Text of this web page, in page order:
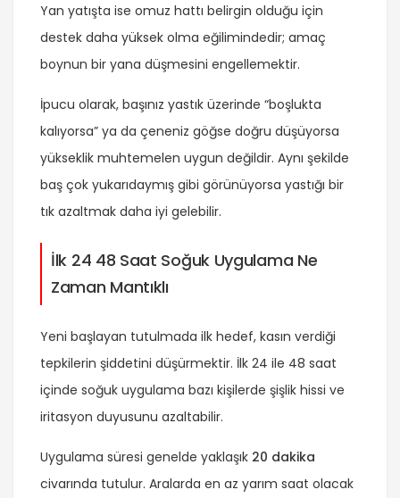
Yan yatışta ise omuz hattı belirgin olduğu için
destek daha yüksek olma eğilimindedir; amaç
boynun bir yana düşmesini engellemektir.
İpucu olarak, başınız yastık üzerinde “boşlukta
kalıyorsa” ya da çeneniz göğse doğru düşüyorsa
yükseklik muhtemelen uygun değildir. Aynı şekilde
baş çok yukarıdaymış gibi görünüyorsa yastığı bir
tık azaltmak daha iyi gelebilir.
İlk 24 48 Saat Soğuk Uygulama Ne
Zaman Mantıklı
Yeni başlayan tutulmada ilk hedef, kasın verdiği
tepkilerin şiddetini düşürmektir. İlk 24 ile 48 saat
içinde soğuk uygulama bazı kişilerde şişlik hissi ve
iritasyon duyusunu azaltabilir.
Uygulama süresi genelde yaklaşık 20 dakika
civarında tutulur. Aralarda en az yarım saat olacak